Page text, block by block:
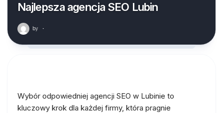
Najlepsza agencja SEO Lubin
by ·
Wybór odpowiedniej agencji SEO w Lubinie to
kluczowy krok dla każdej firmy, która pragnie